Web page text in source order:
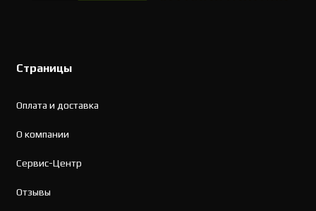
Страницы
Оплата и доставка
О компании
Сервис-Центр
Отзывы